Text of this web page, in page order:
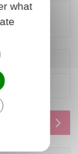
: articles
what